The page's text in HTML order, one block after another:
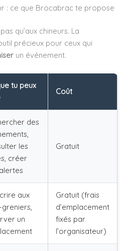
: ce que Brocabrac te propose
qu’aux chineurs. La
précieux pour ceux qui
un événement.
tu peux
Coût
des
les
créer
Gratuit
aux
un
Gratuit (frais
d’emplacement
fixés par
l’organisateur)